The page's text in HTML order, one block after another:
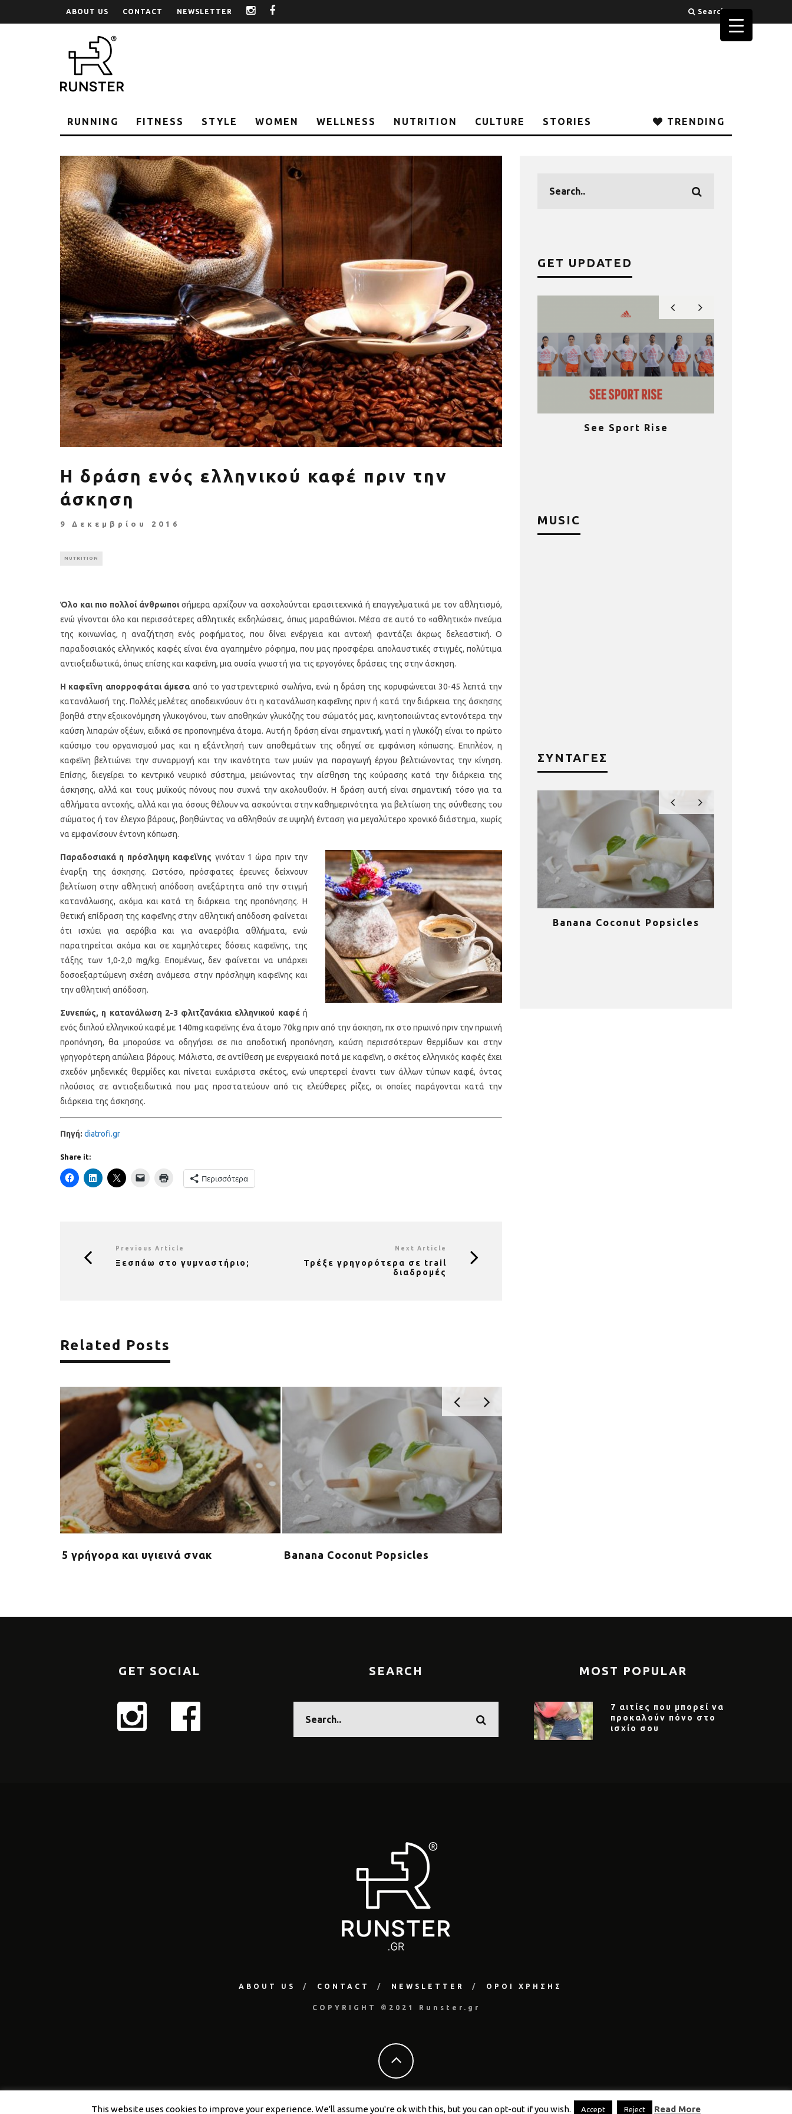
ABOUT US CONTACT NEWSLETTER instagram Search
RUNNING FITNESS STYLE WOMEN WELLNESS NUTRITION CULTURE STORIES TRENDING
Η δράση ενός ελληνικού καφέ πριν την
άσκηση
9 Δεκεμβρίου 2016
NUTRITION
Όλο και πιο πολλοί άνθρωποι σήμερα αρχίζουν να ασχολούνται ερασιτεχνικά ή επαγγελματικά με τον αθλητισμό,
ενώ γίνονται όλο και περισσότερες αθλητικές εκδηλώσεις, όπως μαραθώνιοι. Μέσα σε αυτό το «αθλητικό» πνεύμα
της κοινωνίας, η αναζήτηση ενός ροφήματος, που δίνει ενέργεια και αντοχή φαντάζει άκρως δελεαστική. Ο
παραδοσιακός ελληνικός καφές είναι ένα αγαπημένο ρόφημα, που μας προσφέρει απολαυστικές στιγμές, πολύτιμα
αντιοξειδωτικά, όπως επίσης και καφεΐνη, μια ουσία γνωστή για τις εργογόνες δράσεις της στην άσκηση.
Η καφεΐνη απορροφάται άμεσα από το γαστρεντερικό σωλήνα, ενώ η δράση της κορυφώνεται 30-45 λεπτά την
κατανάλωσή της. Πολλές μελέτες αποδεικνύουν ότι η κατανάλωση καφεΐνης πριν ή κατά την διάρκεια της άσκησης
βοηθά στην εξοικονόμηση γλυκογόνου, των αποθηκών γλυκόζης του σώματός μας, κινητοποιώντας εντονότερα την
καύση λιπαρών οξέων, ειδικά σε προπονημένα άτομα. Αυτή η δράση είναι σημαντική, γιατί η γλυκόζη είναι το πρώτο
καύσιμο του οργανισμού μας και η εξάντλησή των αποθεμάτων της οδηγεί σε εμφάνιση κόπωσης. Επιπλέον, η
καφεΐνη βελτιώνει την συναρμογή και την ικανότητα των μυών για παραγωγή έργου βελτιώνοντας την κίνηση.
Επίσης, διεγείρει το κεντρικό νευρικό σύστημα, μειώνοντας την αίσθηση της κούρασης κατά την διάρκεια της
άσκησης, αλλά και τους μυϊκούς πόνους που συχνά την ακολουθούν. Η δράση αυτή είναι σημαντική τόσο για τα
αθλήματα αντοχής, αλλά και για όσους θέλουν να ασκούνται στην καθημερινότητα για βελτίωση της σύνθεσης του
σώματος ή τον έλεγχο βάρους, βοηθώντας να αθληθούν σε υψηλή ένταση για μεγαλύτερο χρονικό διάστημα, χωρίς
να εμφανίσουν έντονη κόπωση.
Παραδοσιακά η πρόσληψη καφεΐνης γινόταν 1 ώρα πριν την
έναρξη της άσκησης. Ωστόσο, πρόσφατες έρευνες δείχνουν
βελτίωση στην αθλητική απόδοση ανεξάρτητα από την στιγμή
κατανάλωσης, ακόμα και κατά τη διάρκεια της προπόνησης. Η
θετική επίδραση της καφεΐνης στην αθλητική απόδοση φαίνεται
ότι ισχύει για αερόβια και για αναερόβια αθλήματα, ενώ
παρατηρείται ακόμα και σε χαμηλότερες δόσεις καφεΐνης, της
τάξης των 1,0-2,0 mg/kg. Επομένως, δεν φαίνεται να υπάρχει
δοσοεξαρτώμενη σχέση ανάμεσα στην πρόσληψη καφεΐνης και
την αθλητική απόδοση.
Συνεπώς, η κατανάλωση 2-3 φλιτζανάκια ελληνικού καφέή
ενός διπλού ελληνικού καφέ με 140mg καφεΐνης ένα άτομο 70kg πριν από την άσκηση, πχ στο πρωινό πριν την πρωινή
προπόνηση, θα μπορούσε να οδηγήσει σε πιο αποδοτική προπόνηση, καύση περισσότερων θερμίδων και στην
γρηγορότερη απώλεια βάρους. Μάλιστα, σε αντίθεση με ενεργειακά ποτά με καφεΐνη, ο σκέτος ελληνικός καφές έχει
σχεδόν μηδενικές θερμίδες και πίνεται ευχάριστα σκέτος, ενώ υπερτερεί έναντι των άλλων τύπων καφέ, όντας
πλούσιος σε αντιοξειδωτικά που μας προστατεύουν από τις ελεύθερες ρίζες, οι οποίες παράγονται κατά την
διάρκεια της άσκησης.
Πηγή: diatrofi.gr
Share it:
Περισσότερα
Previous Article
Ξεσπάω στο γυμναστήριο;
Next Article
Τρέξε γρηγορότερα σε trail
διαδρομές
Related Posts
5 γρήγορα και υγιεινά σνακ Banana Coconut Popsicles
GET UPDATED
Πέθανε ο «πατέρας του
αιώνα», Dick Hoyt που έτρεχε
με τον ανάπηρο γιο του
Αύξηση ζήτησης σε όργανα
γυμναστικής για το σπίτι (+τι
να προσέξεις)
Τρέχουμε όλοι για όλους: Η
Stoiximan Wheels Of Change
στέλνει ένα ηχηρό μήνυμα για
χρονιά στον 13o
Ημιμαραθώνιο της Αθήνας
See Sport Rise
MUSIC
ΣΥΝΤΑΓΕΣ
Υγιεινό κέικ λεμονιού με
παπαρουνόσπορο και μύρτιλα
Οι 4 πιο λαχταριστές βελουτέ
σούπες για τον χειμώνα
5 γρήγορα και υγιεινά σνακ Banana Coconut Popsicles
GET SOCIAL SEARCH MOST POPULAR
7 αιτίες που μπορεί να
προκαλούν πόνο στο
ισχίο σου
ABOUT US CONTACT NEWSLETTER ΟΡΟΙ ΧΡΗΣΗΣ
COPYRIGHT ©2021 Runster.gr
This website uses cookies to improve your experience. We'll assume you're ok with this, but you can opt-out if you wish. Accept Reject Read More